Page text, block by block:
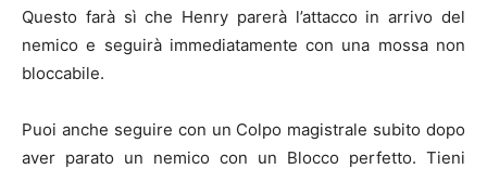
Questo farà sì che Henry parerà l’attacco in arrivo del
nemico e seguirà immediatamente con una mossa non
bloccabile.
Puoi anche seguire con un Colpo magistrale subito dopo
aver parato un nemico con un Blocco perfetto. Tieni